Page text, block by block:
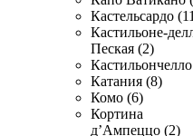
Кастельсардо
Кастильоне-
Пеская (2)
Катания (8)
Комо (6)
Кортина
д’Ампеццо (2)